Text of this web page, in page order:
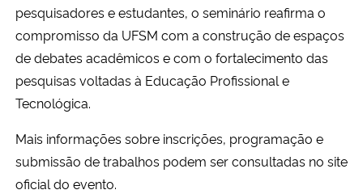
pesquisadores e estudantes, o seminário reafirma o
compromisso da UFSM com a construção de espaços
de debates acadêmicos e com o fortalecimento das
pesquisas voltadas à Educação Profissional e
Tecnológica.
Mais informações sobre inscrições, programação e
submissão de trabalhos podem ser consultadas no site
oficial do evento.